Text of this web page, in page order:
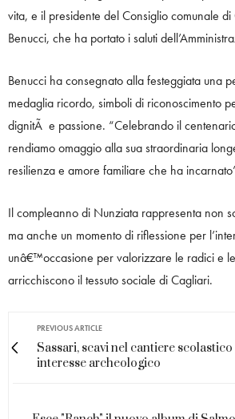
vita, e il presidente del Consiglio comunale
Benucci, che ha portato i saluti
Benucci ha consegnato alla festeggiata una
medaglia ricordo, simboli di riconoscimento
dignitÃ e passione. “Celebrando il
rendiamo omaggio alla sua straordinaria
resilienza e amore familiare che ha
Il compleanno di Nunziata rappresenta non
ma anche un momento di riflessione per
unâ€™occasione per valorizzare le radici e
arricchiscono il tessuto sociale di Cagliari.
PREVIOUS ARTICLE
Sassari, scavi nel cantiere
interesse archeologico